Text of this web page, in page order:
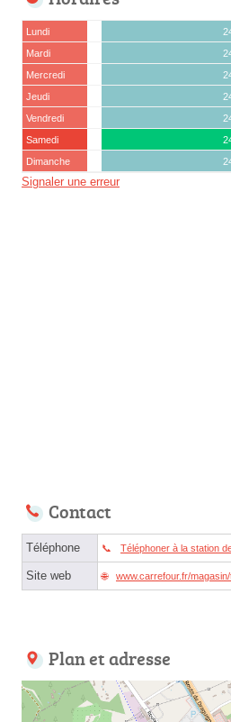
Lundi
Mardi
Mercredi
Jeudi
Vendredi
Samedi
Dimanche
Signaler une erreur
Contact
Téléphone Téléphoner à la station
Site web www.carrefour.fr/
Plan et adresse